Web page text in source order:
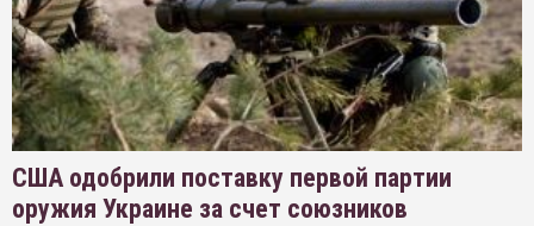
США одобрили поставку первой партии
оружия Украине за счет союзников